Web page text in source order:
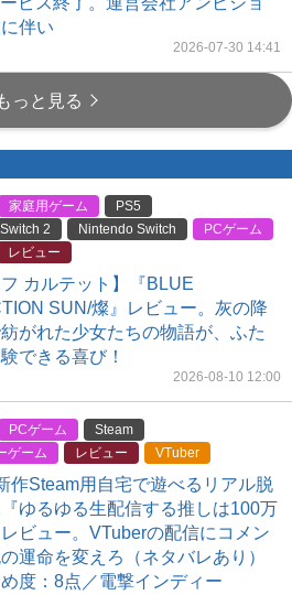
伴い
2026-07-30 14:41
っと見る
家庭用ゲーム
PS5
2
Nintendo Switch
PCゲーム
レビュー
フ カルテット】『BLUE
SUN/燦』レビュー。灰の降
がれた少女たちの物語が、ふた
できる喜び！
2026-08-10 12:00
PCゲーム
Steam
ゲーム
レビュー VTuber
作Steam用自宅で遊べるリアル脱
ゆるゆる生配信する推しは100万
ビュー。VTuberの配信にコメン
の運命を変えろ（ネタバレあり）
め度：8点／電撃インディー